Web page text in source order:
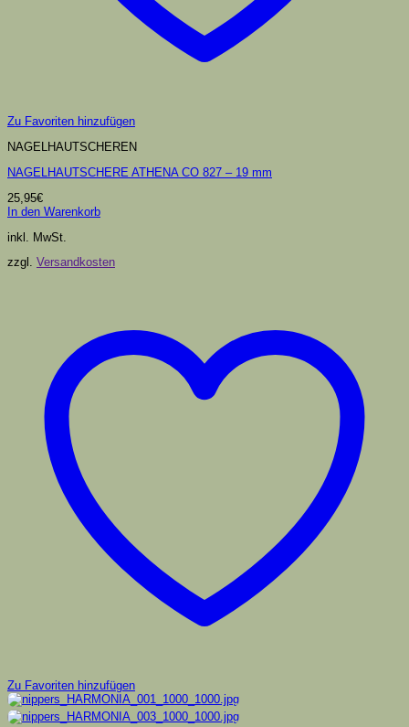
Zu Favoriten hinzufügen
NAGELHAUTSCHEREN
NAGELHAUTSCHERE ATHENA CO 827 – 19 mm
25,95€
In den Warenkorb
inkl. MwSt.
zzgl. Versandkosten
Zu Favoriten hinzufügen